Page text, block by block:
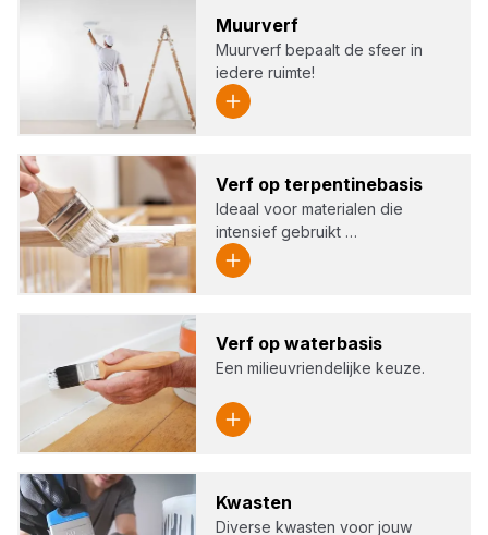
Muur­verf
Muurverf bepaalt de sfeer in
iedere ruimte!
Verf op ter­pen­ti­ne­ba­sis
Ideaal voor materialen die
intensief gebruikt …
Verf op water­ba­sis
Een milieuvriendelijke keuze.
Kwas­ten
Diverse kwasten voor jouw